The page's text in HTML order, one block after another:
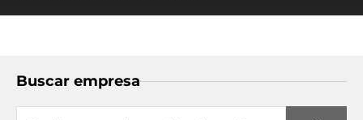
Buscar empresa